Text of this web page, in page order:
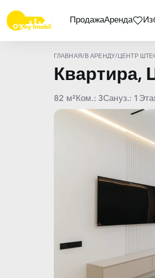
ПродажаАренда
ГЛАВНАЯ/ В АРЕНДУ/ ЦЕНТР
82 м² Ком.: 3Сануз.: 1